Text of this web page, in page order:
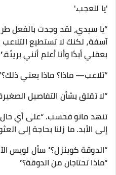
'يا للعجب.'
“يا سيدي، لقد وجدت بالفعل
آسفة، لكنك لا تستطيع
بعقلي أبدًا وأنا أعلم أنني بريئة.”
“تلاعب— ماذا؟ ماذا يعني
“لا تقلق بشأن التفاصيل
تنهد مانو فحسب. “على أي
إلى الأبد. ما زلنا بحاجة إلى
“الدوقة كوينزل؟” سأل لويس
“ماذا تحتاجان من الدوقة؟”